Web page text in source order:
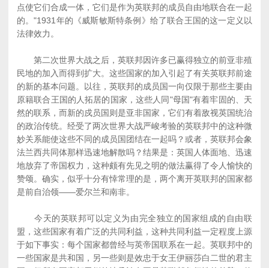
点使它们合成一体，它们是作为英联邦的成员自由地联合在一起
的。"1931年的《威斯敏斯特条例》给了联合王国的这一定义以
法律效力。
第二次世界大战之后，英联邦因许多已赢得独立的前亚非殖
民地的加入而得到扩大。这些国家的加入引起了有关英联邦前途
的新的基本问题。以往，英联邦的成员国一向仅限于那些主要由
原籍联合王国的人拓居的国家，这些人同"母国"有着牢固的、天
然的联系，而新的戍员国则是亚非国家，它们有着敌视英国统治
的政治传统。经受了两次世界大战严峻考验的英联邦中的这种微
妙关系能使这些不同的成员国团结在一起吗？或者，英联邦会象
法兰西共同体那样迅速地解散吗？结果是：英国人体面地、迅速
地放弃了帝国权力，这种颇有先见之明的做法赢得了令人愉快的
赞颂。确实，似乎十分有悻常理的是，两个离开英联邦的国家都
是前自治领――爱尔兰和南非。
今天的英联邦可以定义为由完全独立的国家组成的自由联
盟，这些国家有着广泛的共同利益，这种共同利益一定程度上源
于如下事实：每个国家都曾经与英帝国联系在一起。英联邦中的
一些国家是共和国，另一些则是效忠于女王伊丽莎白二世的君主